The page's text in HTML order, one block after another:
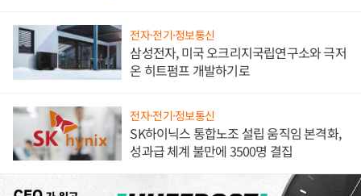
전자·전기·정보통신
삼성전자, 미국 오크리지국립연구소와 극저
온 히트펌프 개발하기로
전자·전기·정보통신
SK하이닉스 통합노조 설립 움직임 본격화,
성과급 체계 불만에 3500명 결집